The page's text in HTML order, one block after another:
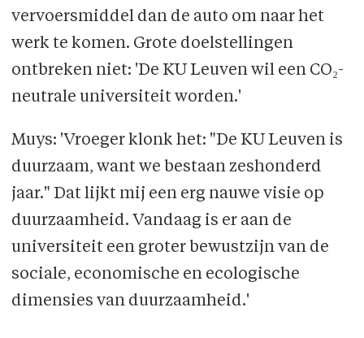
vervoersmiddel dan de auto om naar het
werk te komen. Grote doelstellingen
ontbreken niet: 'De KU Leuven wil een CO₂-
neutrale universiteit worden.'
Muys: 'Vroeger klonk het: "De KU Leuven is
duurzaam, want we bestaan zeshonderd
jaar." Dat lijkt mij een erg nauwe visie op
duurzaamheid. Vandaag is er aan de
universiteit een groter bewustzijn van de
sociale, economische en ecologische
dimensies van duurzaamheid.'